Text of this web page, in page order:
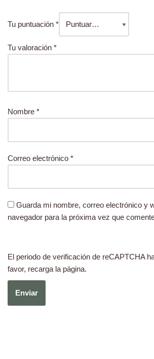
Tu puntuación *
Tu valoración *
Nombre *
Correo electrónico *
Guarda mi nombre, correo electrónico y
navegador para la próxima vez que
El periodo de verificación de reCAPTCHA
favor, recarga la página.